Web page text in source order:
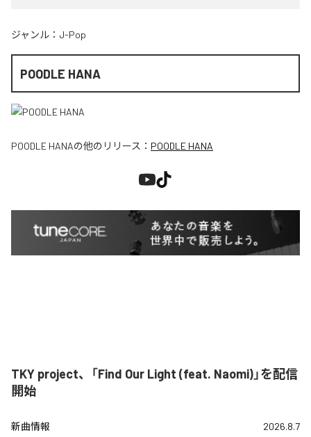
ジャンル： J-Pop
POODLE HANA
POODLE HANAの他のリリース： POODLE HANA
TKY project、「Find Our Light (feat. Naomi)」を配信
開始
新曲情報 2026.8.7